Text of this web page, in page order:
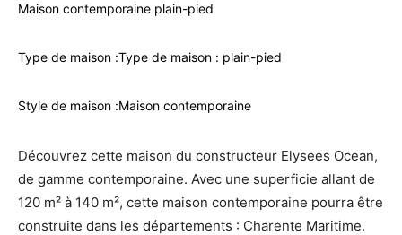
Maison contemporaine plain-pied
Type de maison :Type de maison : plain-pied
Style de maison :Maison contemporaine
Découvrez cette maison du constructeur Elysees Ocean,
de gamme contemporaine. Avec une superficie allant de
120 m² à 140 m², cette maison contemporaine pourra être
construite dans les départements : Charente Maritime.